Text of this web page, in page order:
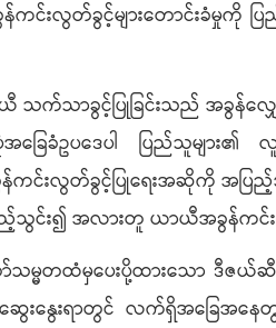
န်ကင်းလွတ်ခွင့်များတောင်းခံ
ာခွင့်ပြုခြင်းသည် အခွန်လျှော့
ြေခံဥပဒေပါ ပြည်သူများ
ကင်းလွတ်ခွင့်ပြုရေးအဆိုကို အပြည့်
ထည့်သွင်း၍ အလားတူ ယာယီအခွန်က
သမ္မတထံမှပေးပို့ထားသော ဒီဇ
းနွေးရာတွင် လက်ရှိအခြေအနေ